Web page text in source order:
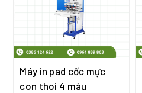
Máy in pad cốc mực
con thoi 4 màu